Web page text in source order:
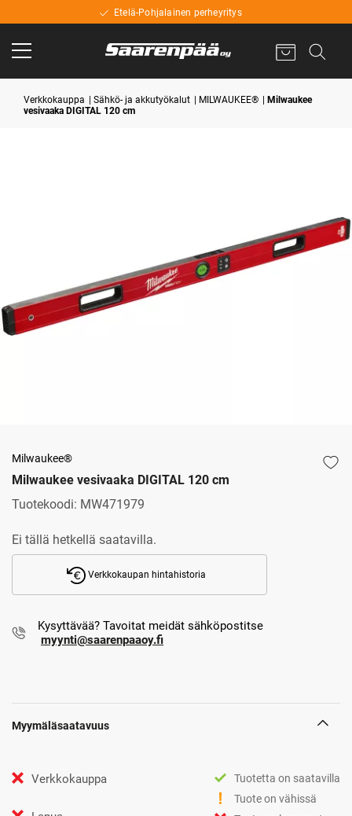
Etelä-Pohjalainen perheyritys
Verkkokauppa Sähkö- ja akkutyökalut MILWAUKEE®
Milwaukee
vesivaaka DIGITAL 120 cm
Milwaukee®
Milwaukee vesivaaka DIGITAL 120 cm
Tuotekoodi: MW471979
Ei tällä hetkellä saatavilla.
Verkkokaupan hintahistoria
Kysyttävää? Tavoitat meidät sähköpostitse
myynti@saarenpaaoy.fi
Myymäläsaatavuus
Verkkokauppa
Tuotetta on saatavilla
Tuote on vähissä